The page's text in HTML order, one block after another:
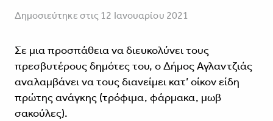
Δημοσιεύτηκε στις 12 Ιανουαρίου 2021
Σε μια προσπάθεια να διευκολύνει τους
πρεσβυτέρους δημότες του, ο Δήμος Αγλαντζιάς
αναλαμβάνει να τους διανείμει κατ’ οίκον είδη
πρώτης ανάγκης (τρόφιμα, φάρμακα, μωβ
σακούλες).